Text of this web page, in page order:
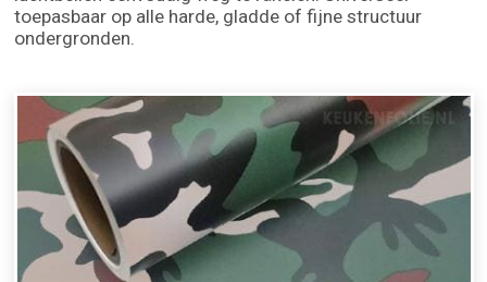
toepasbaar op alle harde, gladde of fijne structuur
ondergronden.